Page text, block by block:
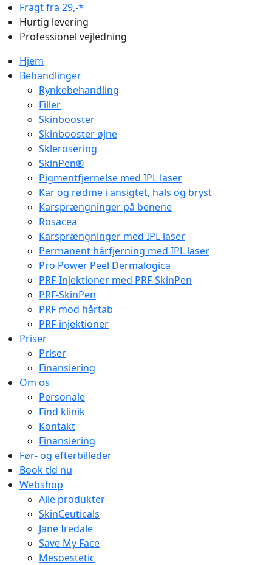
Fragt fra 29,-*
Hurtig levering
Professionel vejledning
Hjem
Behandlinger
Rynkebehandling
Filler
Skinbooster
Skinbooster øjne
Sklerosering
SkinPen®
Pigmentfjernelse med IPL laser
Kar og rødme i ansigtet, hals og bryst
Karsprængninger på benene
Rosacea
Karsprængninger med IPL laser
Permanent hårfjerning med IPL laser
Pro Power Peel Dermalogica
PRF-Injektioner med PRF-SkinPen
PRF-SkinPen
PRF mod hårtab
PRF-injektioner
Priser
Priser
Finansiering
Om os
Personale
Find klinik
Kontakt
Finansiering
Før- og efterbilleder
Book tid nu
Webshop
Alle produkter
SkinCeuticals
Jane Iredale
Save My Face
Mesoestetic